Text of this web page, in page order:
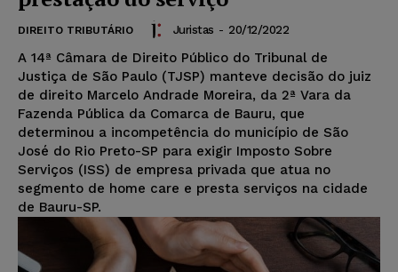
DIREITO TRIBUTÁRIO Juristas - 20/12/2022
A 14ª Câmara de Direito Público do Tribunal de
Justiça de São Paulo (TJSP) manteve decisão do juiz
de direito Marcelo Andrade Moreira, da 2ª Vara da
Fazenda Pública da Comarca de Bauru, que
determinou a incompetência do município de São
José do Rio Preto-SP para exigir Imposto Sobre
Serviços (ISS) de empresa privada que atua no
segmento de home care e presta serviços na cidade
de Bauru-SP.